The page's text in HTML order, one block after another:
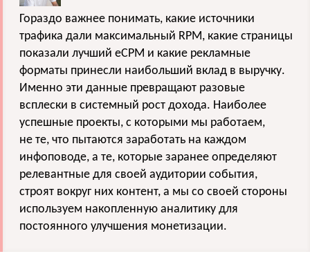
Гораздо важнее понимать, какие источники
трафика дали максимальный RPM, какие страницы
показали лучший eCPM и какие рекламные
форматы принесли наибольший вклад в выручку.
Именно эти данные превращают разовые
всплески в системный рост дохода. Наиболее
успешные проекты, с которыми мы работаем,
не те, что пытаются заработать на каждом
инфоповоде, а те, которые заранее определяют
релевантные для своей аудитории события,
строят вокруг них контент, а мы со своей стороны
используем накопленную аналитику для
постоянного улучшения монетизации.